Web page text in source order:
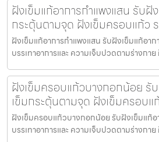
ฝังเข็มแก้อาการกำแพงแสน รับฝั
กระตุ้นตามจุด ฝังเข็มครอบแก้ว
ฝังเข็มแก้อาการกำแพงแสน รับฝังเข็มแก้อา
บรรเทาอาการและ ความเจ็บปวดตามร่างกา
ฝังเข็มครอบแก้วบางกอกน้อย รั
เข็มกระตุ้นตามจุด ฝังเข็มครอบแ
ฝังเข็มครอบแก้วบางกอกน้อย รับฝังเข็มแก้
บรรเทาอาการและ ความเจ็บปวดตามร่างกา